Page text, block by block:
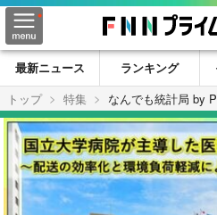
最新ニュース ランキング
トップ
特集 なんでも統計局 by